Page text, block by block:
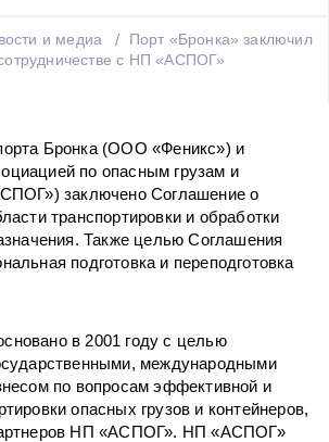
и медиа
Порт «Бронка» заключил
с НП «АСПОГ»
Бронка (ООО «Феникс») и
по опасным грузам и
заключено Соглашение о
транспортировки и обработки
Также целью Соглашения
подготовка и переподготовка
в 2001 году с целью
международными
по вопросам эффективной и
опасных грузов и контейнеров,
НП «АСПОГ». НП «АСПОГ»